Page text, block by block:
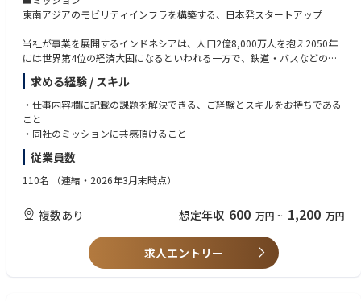
東南アジアのモビリティインフラを構築する、日本発スタートアップ
当社が事業を展開するインドネシアは、人口2億8,000万人を抱え2050年
には世界第4位の経済大国になるといわれる一方で、鉄道・バスなどの公
共交通インフラがまだまだ未整備で、GrabやGojekといった配車アプリが
事実上の公共交通として機能しています。
通勤・買い物・通院など日常生活のあらゆる移動を配車アプリが担う社会
において、ドライバーの不足はインフラの機能不全を意味します。
しかし需要が急拡大する一方、ドライバー担い手の供給は追いついていま
その根本原因は、車両取得に必要な金融アクセスが個人レベルで整ってい
ないことです。
現地金融機関のドライバーへのローン審査通過率は0.1%以下と信用を蓄積
する仕組みが未整備なため、「ドライバーになりたくてもなれない」人が
大量に存在しています。
movus（ムーブス）はこの構造に対し、独自のテクノロジーを用いた自動
求める経験 / スキル
・仕事内容欄に記載の課題を解決できる、ご経験とスキルをお持ちである
こと
・同社のミッションに共感頂けること
従業員数
110名 （連結・2026年3月末時点）
複数あり 想定年収 600 万円 ~ 1,200 万円
求人エントリー